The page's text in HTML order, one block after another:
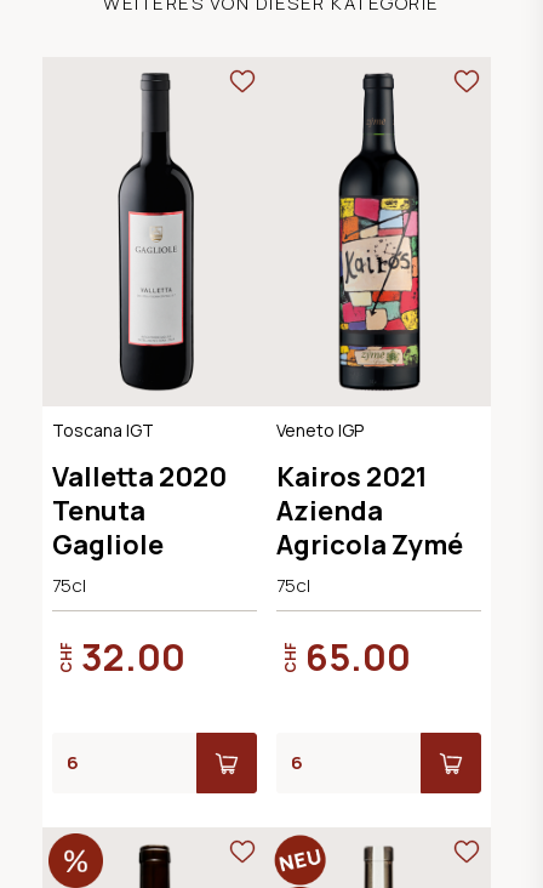
Toscana IGT
Valletta 2020
Tenuta
Gagliole
75cl
CHF 32.00
Veneto IGP
Kairos 2021
Azienda
Agricola Zymé
75cl
CHF 65.00